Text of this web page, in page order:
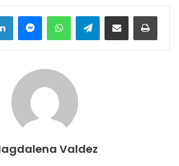
LinkedInMessengerWhatsAppTelegramCompartir por correo electrónico
Valdez